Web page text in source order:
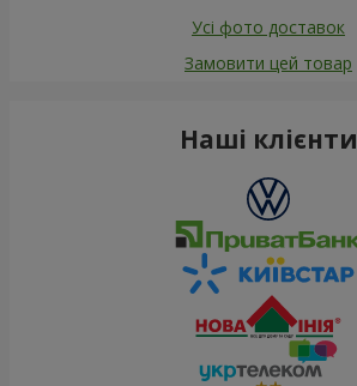
Усі фото доставок
Замовити цей товар
Наші клієнти